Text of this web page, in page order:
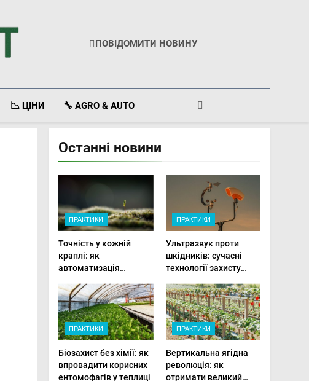
ПОВІДОМИТИ НОВИНУ
📉 ЦІНИ 🔧 AGRO & AUTO
Останні новини
ПРАКТИКИ
Точність у кожній
краплі: як
автоматизація
прибутки малого
фермера
ПРАКТИКИ
Ультразвук проти
шкідників: сучасні
технології захисту
господарствах
ПРАКТИКИ
Біозахист без хімії: як
впровадити корисних
ентомофагів у теплиці
ПРАКТИКИ
Вертикальна ягідна
революція: як
отримати великий